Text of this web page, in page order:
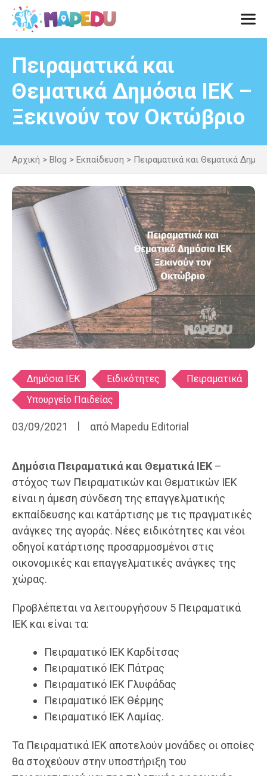
Μετάβαση
περιεχόμενο
Πειραματικά και
Θεματικά Δημόσια ΙΕΚ –
Ξεκινούν τον Οκτώβριο
Αρχική > Blog > Εκπαίδευση > Πειραματικά και Θεματικά
Ετικέτες
Δημόσια ΙΕΚ Ειδικότητες
Πειραματικά
Υπουργείο Παιδείας
03/09/2021 από Mapedu Editorial
Δημόσια Πειραματικά και Θεματικά ΙΕΚ –
στόχος των Πειραματικών και Θεματικών ΙΕΚ
είναι η άμεση σύνδεση της επαγγελματικής
εκπαίδευσης και κατάρτισης με τις πραγματικές
ανάγκες της αγοράς. Νέες ειδικότητες και νέοι
οδηγοί κατάρτισης προσαρμοσμένοι στις
οικονομικές και επαγγελματικές ανάγκες της
χώρας.
Προβλέπεται να λειτουργήσουν 5 Πειραματικά
ΙΕΚ και είναι τα:
Πειραματικό ΙΕΚ Καρδίτσας
Πειραματικό ΙΕΚ Πάτρας
Πειραματικό ΙΕΚ Γλυφάδας
Πειραματικό ΙΕΚ Θέρμης
Πειραματικό ΙΕΚ Λαμίας.
Τα Πειραματικά ΙΕΚ αποτελούν μονάδες οι οποίες
θα στοχεύουν στην υποστήριξη του